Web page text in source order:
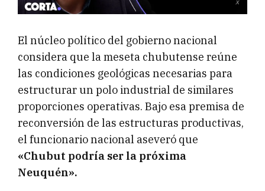
El núcleo político del gobierno nacional
considera que la meseta chubutense reúne
las condiciones geológicas necesarias para
estructurar un polo industrial de similares
proporciones operativas. Bajo esa premisa de
reconversión de las estructuras productivas,
el funcionario nacional aseveró que
«Chubut podría ser la próxima
Neuquén».